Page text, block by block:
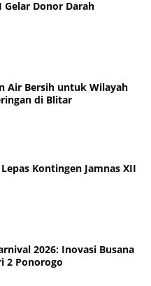
Gelar Donor Darah
Air Bersih untuk Wilayah
di Blitar
Kontingen Jamnas XII
2026: Inovasi Busana
2 Ponorogo